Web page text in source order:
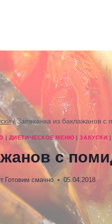
/ Запеканка из баклажанов
| ДИЕТИЧЕСКОЕ МЕНЮ |ЗАКУСКИ |
с
Готовим смачно 05.04.2018